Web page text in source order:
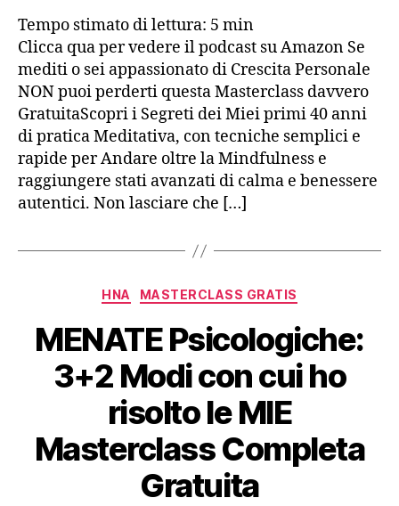
Tempo stimato di lettura: 5 min
Clicca qua per vedere il podcast su Amazon Se
mediti o sei appassionato di Crescita Personale
NON puoi perderti questa Masterclass davvero
GratuitaScopri i Segreti dei Miei primi 40 anni
di pratica Meditativa, con tecniche semplici e
rapide per Andare oltre la Mindfulness e
raggiungere stati avanzati di calma e benessere
autentici. Non lasciare che […]
Categorie
HNA MASTERCLASS GRATIS
MENATE Psicologiche:
3+2 Modi con cui ho
risolto le MIE
Masterclass Completa
Gratuita